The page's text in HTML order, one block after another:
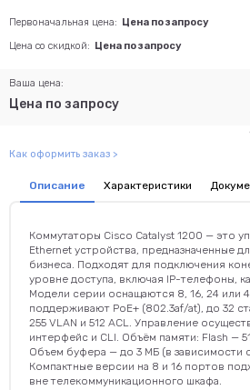
Ваша цена:
Цена по запросу
Первоначальная цена: Цена по запросу
Цена со скидкой: Цена по запросу
Как оформить заказ >
Описание Характеристики
Коммутаторы Cisco Catalyst 1200 — это
Ethernet устройства, предназначенные
бизнеса. Подходят для подключения
уровне доступа, включая IP-телефоны,
Модели серии оснащаются 8, 16, 24 или
поддерживают PoE+ (802.3af/at), до 32
255 VLAN и 512 ACL. Управление
интерфейс и CLI. Объём памяти: Flash —
Объем буфера — до 3 МБ (в зависимости
Компактные версии на 8 и 16 портов
вне телекоммуникационного шкафа.